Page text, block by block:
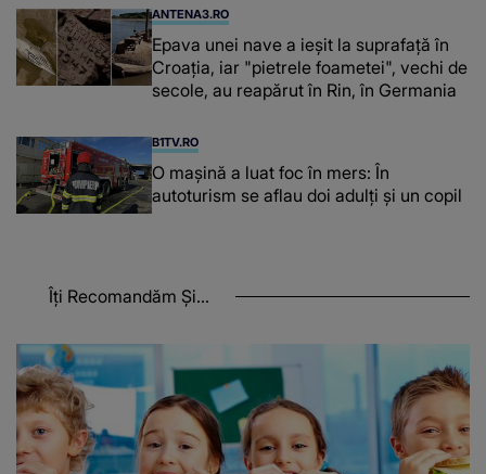
ANTENA3.RO
Epava unei nave a ieșit la suprafață în
Croația, iar "pietrele foametei", vechi de
secole, au reapărut în Rin, în Germania
B1TV.RO
O maşină a luat foc în mers: În
autoturism se aflau doi adulți și un copil
Îți Recomandăm Și...